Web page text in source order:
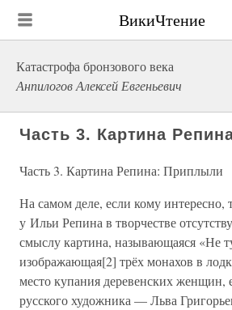
ВикиЧтение
Катастрофа бронзового века
Анпилогов Алексей Евгеньевич
Часть 3. Картина
Часть 3. Картина Репина: Приплыли
На самом деле, если кому интересно,
у Ильи Репина в творчестве
смыслу картина, называющаяся «Не
изображающая[2] трёх монахов в
место купания деревенских женщин,
русского художника — Льва